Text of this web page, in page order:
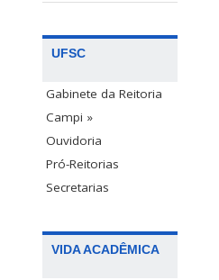
UFSC
Gabinete da Reitoria
Campi »
Ouvidoria
Pró-Reitorias
Secretarias
VIDA ACADÊMICA